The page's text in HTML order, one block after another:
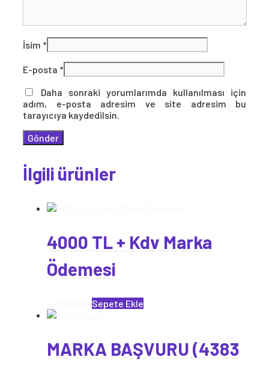
İsim *
E-posta *
Daha sonraki yorumlarımda kullanılması için
adım, e-posta adresim ve site adresim bu
tarayıcıya kaydedilsin.
İlgili ürünler
4000 TL + Kdv Marka
Ödemesi
Sepete Ekle
MARKA BAŞVURU (4383